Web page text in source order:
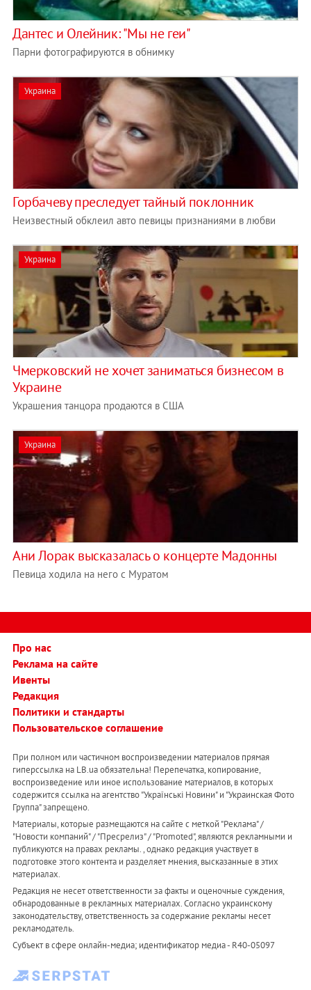
Дантес и Олейник: "Мы не геи"
Парни фотографируются в обнимку
Украина
Горбачеву преследует тайный поклонник
Неизвестный обклеил авто певицы признаниями в любви
Украина
Чмерковский не хочет заниматься бизнесом в
Украине
Украшения танцора продаются в США
Украина
Ани Лорак высказалась о концерте Мадонны
Певица ходила на него с Муратом
Про нас
Реклама на сайте
Ивенты
Редакция
Политики и стандарты
Пользовательское соглашение
При полном или частичном воспроизведении материалов прямая
гиперссылка на LB.ua обязательна! Перепечатка, копирование,
воспроизведение или иное использование материалов, в которых
содержится ссылка на агентство "Українськi Новини" и "Украинская Фото
Группа" запрещено.
Материалы, которые размещаются на сайте с меткой "Реклама" /
"Новости компаний" / "Пресрелиз" / "Promoted", являются рекламными и
публикуются на правах рекламы. , однако редакция участвует в
подготовке этого контента и разделяет мнения, высказанные в этих
материалах.
Редакция не несет ответственности за факты и оценочные суждения,
обнародованные в рекламных материалах. Согласно украинскому
законодательству, ответственность за содержание рекламы несет
рекламодатель.
Субъект в сфере онлайн-медиа; идентификатор медиа - R40-05097